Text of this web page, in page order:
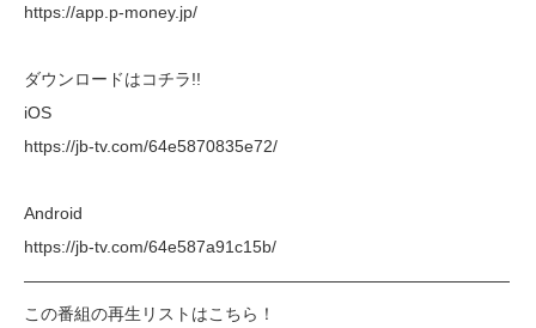
https://app.p-money.jp/
ダウンロードはコチラ!!
iOS
https://jb-tv.com/64e5870835e72/
Android
https://jb-tv.com/64e587a91c15b/
―――――――――――――――――――――――――――――
この番組の再生リストはこちら！